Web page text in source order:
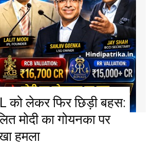
को लेकर फिर छिड़ी बहस:
मोदी का गोयनका पर
हमला